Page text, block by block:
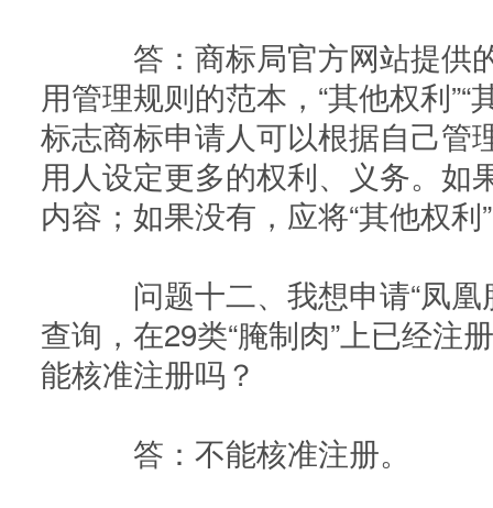
答：商标局官方网站提供
用管理规则的范本，“其他权利
标志商标申请人可以根据自己管
用人设定更多的权利、义务。如
内容；如果没有，应将“其他权利
问题十二、我想申请“凤凰
查询，在29类“腌制肉”上已经注
能核准注册吗？
答：不能核准注册。